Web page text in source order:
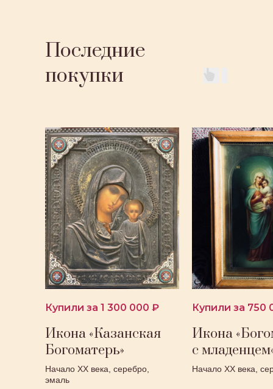
Последние
покупки
Икона
с
Начало ХХ века,
Купили за 750
Икона «Казанская
Богоматерь»
Купили за 1 300 000 ₽
Начало ХХ века, серебро,
эмаль